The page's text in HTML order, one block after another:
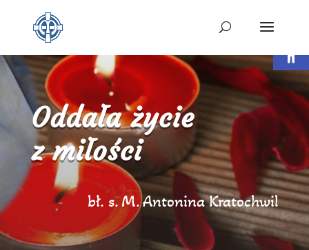
Oddała życie
z miłości
bł. s. M. Antonina Kratochwil